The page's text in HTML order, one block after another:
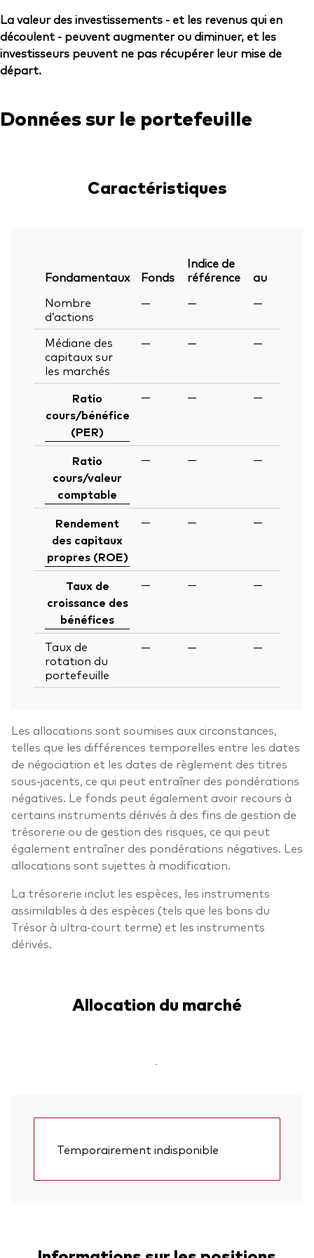
La valeur des investissements - et les revenus qui en
découlent - peuvent augmenter ou diminuer, et les
investisseurs peuvent ne pas récupérer leur mise de
départ.
Données sur le portefeuille
Caractéristiques
Fondamentaux Fonds
Indice de
référence
au
Nombre
d’actions
— — —
Médiane des
capitaux sur
les marchés
— — —
Ratio
cours/bénéfice
(PER)
— — —
Ratio
cours/valeur
comptable
— — —
Rendement
des capitaux
propres (ROE)
— — —
Taux de
croissance des
bénéfices
— — —
Taux de
rotation du
portefeuille
— — —
Les allocations sont soumises aux circonstances,
telles que les différences temporelles entre les dates
de négociation et les dates de règlement des titres
sous-jacents, ce qui peut entraîner des pondérations
négatives. Le fonds peut également avoir recours à
certains instruments dérivés à des fins de gestion de
trésorerie ou de gestion des risques, ce qui peut
également entraîner des pondérations négatives. Les
allocations sont sujettes à modification.
La trésorerie inclut les espèces, les instruments
assimilables à des espèces (tels que les bons du
Trésor à ultra-court terme) et les instruments
dérivés.
Allocation du marché
-
Temporairement indisponible